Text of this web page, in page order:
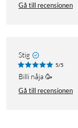
Gå till recensionen
Stig
5/5
Billi nåja 🥳
Gå till recensionen